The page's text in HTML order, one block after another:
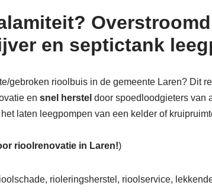
en septictank
gebroken rioolbuis in de gemeente Laren? Dit
en snel herstel door spoedloodgieters van
laten leegpompen van een kelder of
rioolrenovatie in Laren!)
rioleringsherstel, rioolservice,